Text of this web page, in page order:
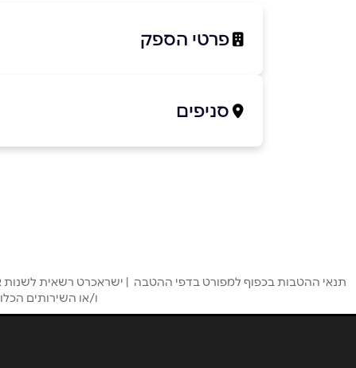
פרטי הספק
אנא חזרו אלי בקשר ל...
סניפים
ירושלים
באר שבע
תחנה מרכזית באר שבע
תנאי ההטבות בכפוף למפורט בדפי ההטבה | ישראכרט רשאית לשנות
ו/או השירותים